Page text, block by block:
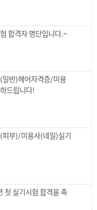
합격자 명단입니다.~
일반)헤어자격증/미용
드립니다!
피부)/미용사(네일)실기
첫 실기시험 합격을 축